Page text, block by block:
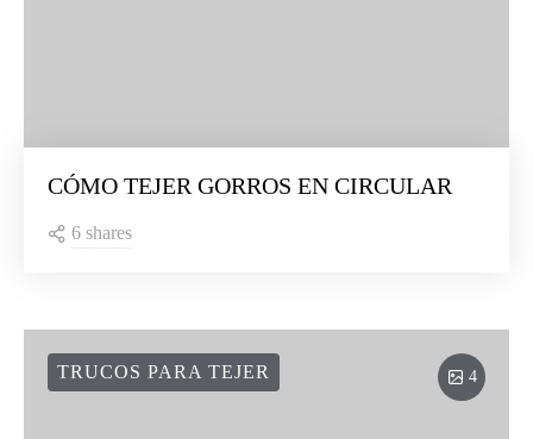
CÓMO TEJER GORROS EN CIRCULAR
6 shares
4
TRUCOS PARA TEJER